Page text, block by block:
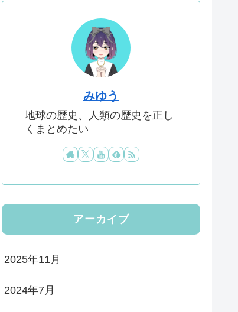
みゆう
地球の歴史、人類の歴史を正し
くまとめたい
アーカイブ
2025年11月
2024年7月